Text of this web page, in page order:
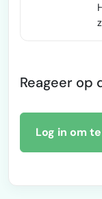
Reageer op
Log in om